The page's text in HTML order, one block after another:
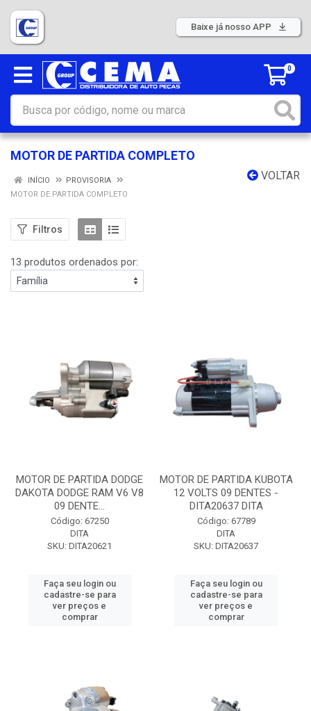
Baixe já nosso APP
0
MOTOR DE PARTIDA COMPLETO
VOLTAR
INÍCIO
PROVISORIA
MOTOR DE PARTIDA COMPLETO
Filtros
13 produtos ordenados por:
MOTOR DE PARTIDA DODGE
DAKOTA DODGE RAM V6 V8
09 DENTE...
Código: 67250
DITA
SKU: DITA20621
Faça seu login ou
cadastre-se para
ver preços e
comprar
MOTOR DE PARTIDA KUBOTA
12 VOLTS 09 DENTES -
DITA20637 DITA
Código: 67789
DITA
SKU: DITA20637
Faça seu login ou
cadastre-se para
ver preços e
comprar